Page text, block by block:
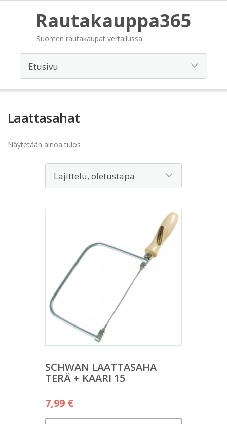
Rautakauppa365
Suomen rautakaupat vertailussa
Laattasahat
Näytetään ainoa tulos
SCHWAN LAATTASAHA
TERÄ + KAARI 15
7,99 €